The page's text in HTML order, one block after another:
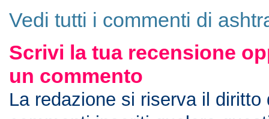
Vedi tutti i commenti di
Scrivi la tua recensione
un commento
La redazione si riserva il diritto